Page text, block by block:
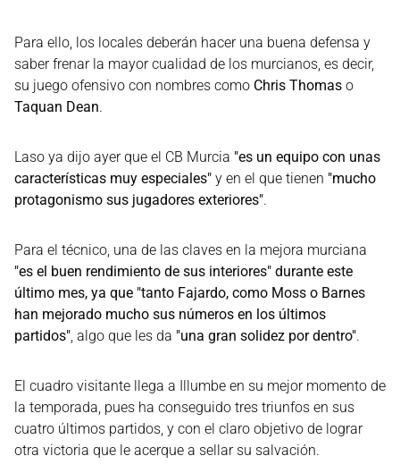
Para ello, los locales deberán hacer una buena defensa y
saber frenar la mayor cualidad de los murcianos, es decir,
su juego ofensivo con nombres como Chris Thomas o
Taquan Dean.
Laso ya dijo ayer que el CB Murcia "es un equipo con unas
características muy especiales" y en el que tienen "mucho
protagonismo sus jugadores exteriores".
Para el técnico, una de las claves en la mejora murciana
"es el buen rendimiento de sus interiores" durante este
último mes, ya que "tanto Fajardo, como Moss o Barnes
han mejorado mucho sus números en los últimos
partidos", algo que les da "una gran solidez por dentro".
El cuadro visitante llega a Illumbe en su mejor momento de
la temporada, pues ha conseguido tres triunfos en sus
cuatro últimos partidos, y con el claro objetivo de lograr
otra victoria que le acerque a sellar su salvación.